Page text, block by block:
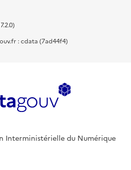
: cdata (7ad44f4)
Interministérielle du Numérique